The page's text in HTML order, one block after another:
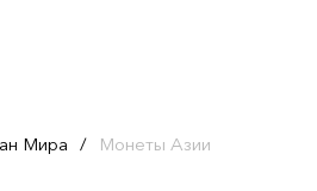
Мира / Монеты Азии